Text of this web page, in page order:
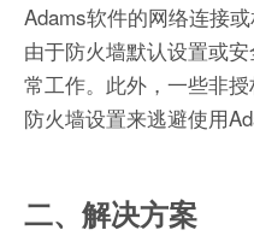
Adams软件的网络连接
由于防火墙默认设置或
常工作。此外，一些非
防火墙设置来逃避使用
二、解决方案